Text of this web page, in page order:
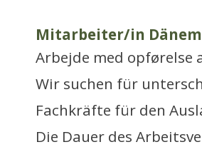
Mitarbeiter/in
Arbejde med
Wir suchen für
Fachkräfte für den
Die Dauer des